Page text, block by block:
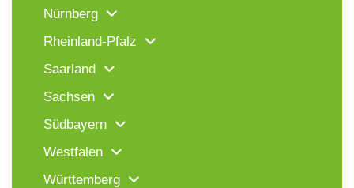
Nürnberg
Rheinland-Pfalz
Saarland
Sachsen
Südbayern
Westfalen
Württemberg